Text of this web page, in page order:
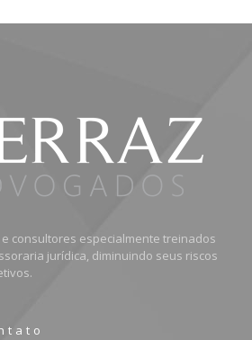
consultores especialmente treinados
jurídica, diminuindo seus riscos